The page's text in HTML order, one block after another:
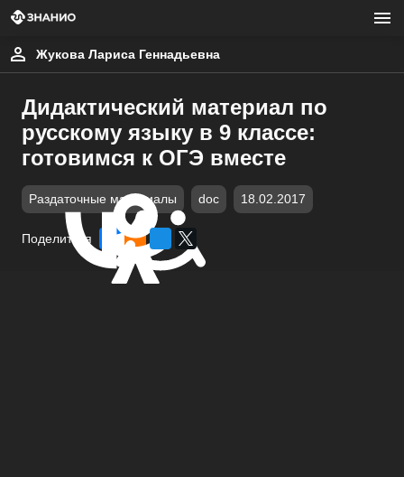
Жукова Лариса Геннадьевна
Дидактический материал по
русскому языку в 9 классе:
готовимся к ОГЭ вместе
Раздаточные материалы doc 18.02.2017
Поделиться